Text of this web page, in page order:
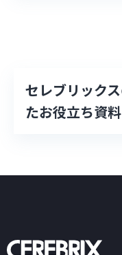
セレブリック
たお役立ち資料